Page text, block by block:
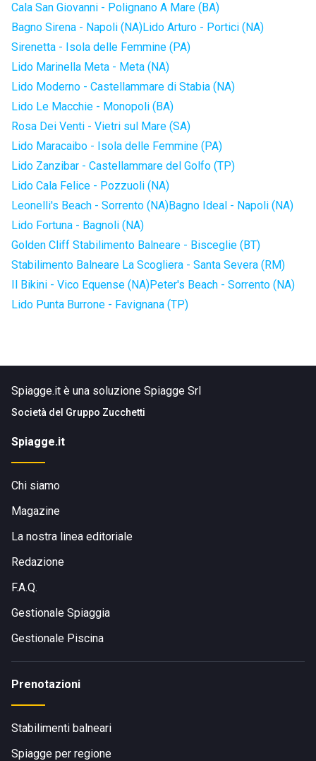
Cala San Giovanni - Polignano A Mare (BA)
Bagno Sirena - Napoli (NA)Lido Arturo - Portici (NA)
Sirenetta - Isola delle Femmine (PA)
Lido Marinella Meta - Meta (NA)
Lido Moderno - Castellammare di Stabia (NA)
Lido Le Macchie - Monopoli (BA)
Rosa Dei Venti - Vietri sul Mare (SA)
Lido Maracaibo - Isola delle Femmine (PA)
Lido Zanzibar - Castellammare del Golfo (TP)
Lido Cala Felice - Pozzuoli (NA)
Leonelli's Beach - Sorrento (NA)Bagno Ideal - Napoli (NA)
Lido Fortuna - Bagnoli (NA)
Golden Cliff Stabilimento Balneare - Bisceglie (BT)
Stabilimento Balneare La Scogliera - Santa Severa (RM)
Il Bikini - Vico Equense (NA)Peter's Beach - Sorrento (NA)
Lido Punta Burrone - Favignana (TP)
Spiagge.it è una soluzione Spiagge Srl
Società del Gruppo Zucchetti
Spiagge.it
Chi siamo
Magazine
La nostra linea editoriale
Redazione
F.A.Q.
Gestionale Spiaggia
Gestionale Piscina
Prenotazioni
Stabilimenti balneari
Spiagge per regione